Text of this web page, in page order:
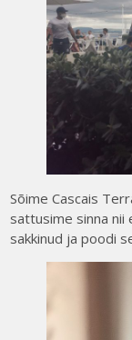
Sõime Cascais
sattusime sinna
sakkinud ja poodi